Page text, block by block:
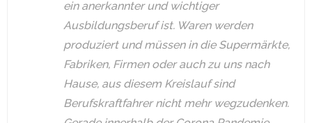
ein anerkannter und wichtiger
Ausbildungsberuf ist. Waren werden
produziert und müssen in die Supermärkte,
Fabriken, Firmen oder auch zu uns nach
Hause, aus diesem Kreislauf sind
Berufskraftfahrer nicht mehr wegzudenken.